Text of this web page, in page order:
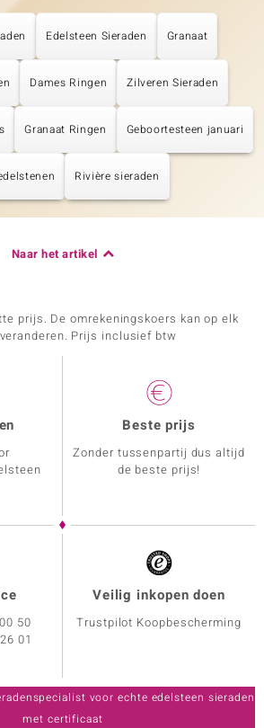
Edelsteen Sieraden Granaat
Dames Ringen Zilveren Sieraden
Granaat Ringen Geboortesteen januari
Rivière sieraden
Naar het artikel
prijs. De omrekeningskoers kan op elk
Prijs inclusief btw
Beste prijs
Zonder tussenpartij dus altijd
de beste prijs!
50
01
Veilig inkopen doen
Trustpilot Koopbescherming
voor echte edelsteen sieraden
met certificaat